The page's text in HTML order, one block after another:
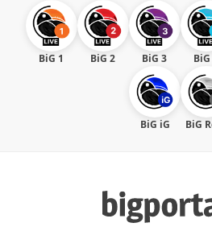
BiG 1 BiG 2 BiG 3
BiG iG BiG